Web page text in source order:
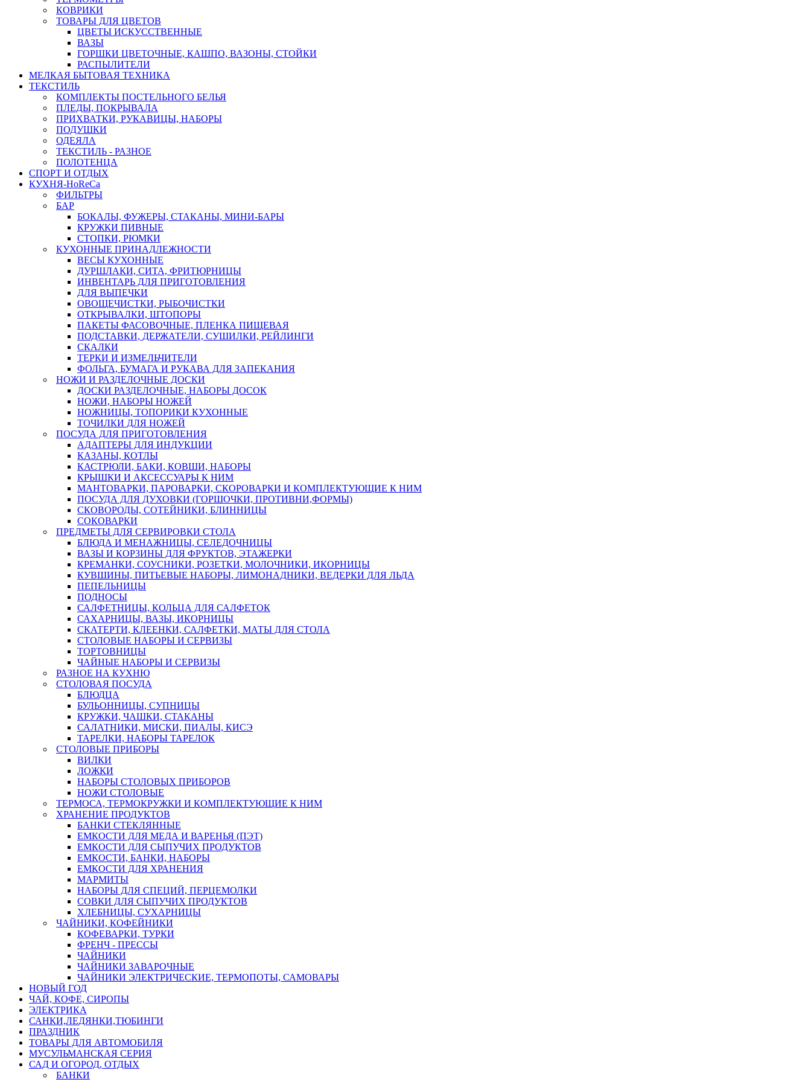
КОВРИКИ
ТОВАРЫ ДЛЯ ЦВЕТОВ
ЦВЕТЫ ИСКУССТВЕННЫЕ
ВАЗЫ
ГОРШКИ ЦВЕТОЧНЫЕ, КАШПО, ВАЗОНЫ, СТОЙКИ
РАСПЫЛИТЕЛИ
МЕЛКАЯ БЫТОВАЯ ТЕХНИКА
ТЕКСТИЛЬ
КОМПЛЕКТЫ ПОСТЕЛЬНОГО БЕЛЬЯ
ПЛЕДЫ, ПОКРЫВАЛА
ПРИХВАТКИ, РУКАВИЦЫ, НАБОРЫ
ПОДУШКИ
ОДЕЯЛА
ТЕКСТИЛЬ - РАЗНОЕ
ПОЛОТЕНЦА
СПОРТ И ОТДЫХ
КУХНЯ-HoReCa
ФИЛЬТРЫ
БАР
БОКАЛЫ, ФУЖЕРЫ, СТАКАНЫ, МИНИ-БАРЫ
КРУЖКИ ПИВНЫЕ
СТОПКИ, РЮМКИ
КУХОННЫЕ ПРИНАДЛЕЖНОСТИ
ВЕСЫ КУХОННЫЕ
ДУРШЛАКИ, СИТА, ФРИТЮРНИЦЫ
ИНВЕНТАРЬ ДЛЯ ПРИГОТОВЛЕНИЯ
ДЛЯ ВЫПЕЧКИ
ОВОЩЕЧИСТКИ, РЫБОЧИСТКИ
ОТКРЫВАЛКИ, ШТОПОРЫ
ПАКЕТЫ ФАСОВОЧНЫЕ, ПЛЕНКА ПИЩЕВАЯ
ПОДСТАВКИ, ДЕРЖАТЕЛИ, СУШИЛКИ, РЕЙЛИНГИ
СКАЛКИ
ТЕРКИ И ИЗМЕЛЬЧИТЕЛИ
ФОЛЬГА, БУМАГА И РУКАВА ДЛЯ ЗАПЕКАНИЯ
НОЖИ И РАЗДЕЛОЧНЫЕ ДОСКИ
ДОСКИ РАЗДЕЛОЧНЫЕ, НАБОРЫ ДОСОК
НОЖИ, НАБОРЫ НОЖЕЙ
НОЖНИЦЫ, ТОПОРИКИ КУХОННЫЕ
ТОЧИЛКИ ДЛЯ НОЖЕЙ
ПОСУДА ДЛЯ ПРИГОТОВЛЕНИЯ
АДАПТЕРЫ ДЛЯ ИНДУКЦИИ
КАЗАНЫ, КОТЛЫ
КАСТРЮЛИ, БАКИ, КОВШИ, НАБОРЫ
КРЫШКИ И АКСЕССУАРЫ К НИМ
МАНТОВАРКИ, ПАРОВАРКИ, СКОРОВАРКИ И КОМПЛЕКТУЮЩИЕ К НИМ
ПОСУДА ДЛЯ ДУХОВКИ (ГОРШОЧКИ, ПРОТИВНИ,ФОРМЫ)
СКОВОРОДЫ, СОТЕЙНИКИ, БЛИННИЦЫ
СОКОВАРКИ
ПРЕДМЕТЫ ДЛЯ СЕРВИРОВКИ СТОЛА
БЛЮДА И МЕНАЖНИЦЫ, СЕЛЕДОЧНИЦЫ
ВАЗЫ И КОРЗИНЫ ДЛЯ ФРУКТОВ, ЭТАЖЕРКИ
КРЕМАНКИ, СОУСНИКИ, РОЗЕТКИ, МОЛОЧНИКИ, ИКОРНИЦЫ
КУВШИНЫ, ПИТЬЕВЫЕ НАБОРЫ, ЛИМОНАДНИКИ, ВЕДЕРКИ ДЛЯ ЛЬДА
ПЕПЕЛЬНИЦЫ
ПОДНОСЫ
САЛФЕТНИЦЫ, КОЛЬЦА ДЛЯ САЛФЕТОК
САХАРНИЦЫ, ВАЗЫ, ИКОРНИЦЫ
СКАТЕРТИ, КЛЕЕНКИ, САЛФЕТКИ, МАТЫ ДЛЯ СТОЛА
СТОЛОВЫЕ НАБОРЫ И СЕРВИЗЫ
ТОРТОВНИЦЫ
ЧАЙНЫЕ НАБОРЫ И СЕРВИЗЫ
РАЗНОЕ НА КУХНЮ
СТОЛОВАЯ ПОСУДА
БЛЮДЦА
БУЛЬОННИЦЫ, СУПНИЦЫ
КРУЖКИ, ЧАШКИ, СТАКАНЫ
САЛАТНИКИ, МИСКИ, ПИАЛЫ, КИСЭ
ТАРЕЛКИ, НАБОРЫ ТАРЕЛОК
СТОЛОВЫЕ ПРИБОРЫ
ВИЛКИ
ЛОЖКИ
НАБОРЫ СТОЛОВЫХ ПРИБОРОВ
НОЖИ СТОЛОВЫЕ
ТЕРМОСА, ТЕРМОКРУЖКИ И КОМПЛЕКТУЮЩИЕ К НИМ
ХРАНЕНИЕ ПРОДУКТОВ
БАНКИ СТЕКЛЯННЫЕ
ЕМКОСТИ ДЛЯ МЕДА И ВАРЕНЬЯ (ПЭТ)
ЕМКОСТИ ДЛЯ СЫПУЧИХ ПРОДУКТОВ
ЕМКОСТИ, БАНКИ, НАБОРЫ
ЕМКОСТИ ДЛЯ ХРАНЕНИЯ
МАРМИТЫ
НАБОРЫ ДЛЯ СПЕЦИЙ, ПЕРЦЕМОЛКИ
СОВКИ ДЛЯ СЫПУЧИХ ПРОДУКТОВ
ХЛЕБНИЦЫ, СУХАРНИЦЫ
ЧАЙНИКИ, КОФЕЙНИКИ
КОФЕВАРКИ, ТУРКИ
ФРЕНЧ - ПРЕССЫ
ЧАЙНИКИ
ЧАЙНИКИ ЗАВАРОЧНЫЕ
ЧАЙНИКИ ЭЛЕКТРИЧЕСКИЕ, ТЕРМОПОТЫ, САМОВАРЫ
НОВЫЙ ГОД
ЧАЙ, КОФЕ, СИРОПЫ
ЭЛЕКТРИКА
САНКИ,ЛЕДЯНКИ,ТЮБИНГИ
ПРАЗДНИК
ТОВАРЫ ДЛЯ АВТОМОБИЛЯ
МУСУЛЬМАНСКАЯ СЕРИЯ
САД И ОГОРОД, ОТДЫХ
БАНКИ